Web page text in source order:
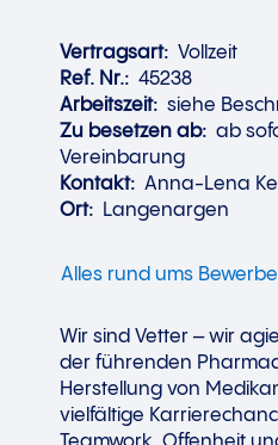
Vertragsart: Vollzeit
Ref. Nr.: 45238
Arbeitszeit: siehe
Zu besetzen ab: ab
Vereinbarung
Kontakt: Anna-Lena
Ort: Langenargen
Alles rund ums
Wir sind Vetter – wir
der führenden
Herstellung von
vielfältige